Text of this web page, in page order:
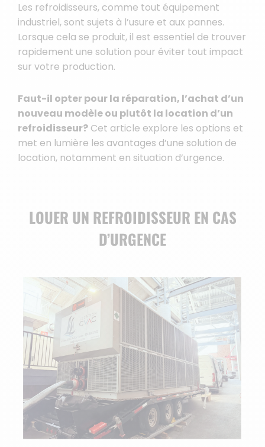
Les refroidisseurs, comme tout équipement
industriel, sont sujets à l’usure et aux pannes.
Lorsque cela se produit, il est essentiel de trouver
rapidement une solution pour éviter tout impact
sur votre production.
Faut-il opter pour la réparation, l’achat d’un
nouveau modèle ou plutôt la location d’un
refroidisseur? Cet article explore les options et
met en lumière les avantages d’une solution de
location, notamment en situation d’urgence.
LOUER UN REFROIDISSEUR EN CAS
D’URGENCE